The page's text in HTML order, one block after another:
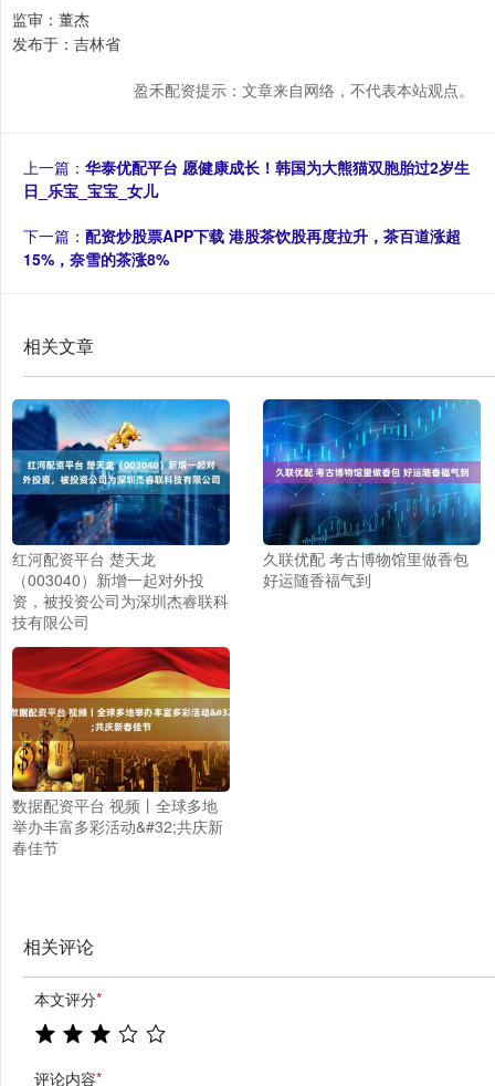
监审：董杰
发布于：吉林省
盈禾配资提示：文章来自网络，不代表本站观点。
上一篇： 华泰优配平台 愿健康成长！韩国为大熊猫双胞胎过2岁生
日_乐宝_宝宝_女儿
下一篇： 配资炒股票APP下载 港股茶饮股再度拉升，茶百道涨超
15%，奈雪的茶涨8%
相关文章
红河配资平台 楚天龙
（003040）新增一起对外投
资，被投资公司为深圳杰睿联科
技有限公司
久联优配 考古博物馆里做香包
好运随香福气到
数据配资平台 视频丨全球多地
举办丰富多彩活动&#32;共庆新
春佳节
相关评论
本文评分*
评论内容*